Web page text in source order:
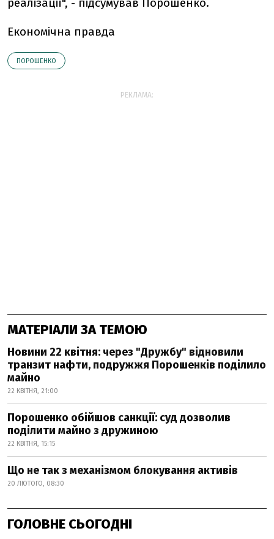
Економічна правда
ПОРОШЕНКО
РЕКЛАМА:
МАТЕРІАЛИ ЗА ТЕМОЮ
Новини 22 квітня: через "Дружбу" відновили
транзит нафти, подружжя Порошенків поділило
майно
22 КВІТНЯ, 21:00
Порошенко обійшов санкції: суд дозволив
поділити майно з дружиною
22 КВІТНЯ, 15:15
Що не так з механізмом блокування активів
20 ЛЮТОГО, 08:30
ГОЛОВНЕ СЬОГОДНІ